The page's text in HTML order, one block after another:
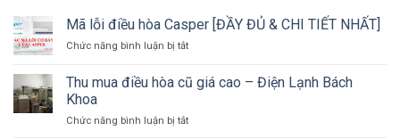
Mã lỗi điều hòa Casper [ĐẦY ĐỦ & CHI TIẾT NHẤT]
Chức năng bình luận bị tắtở
lỗi
điều
Casper
Thu mua điều hòa cũ giá cao – Điện Lạnh Bách
Khoa
Chức năng bình luận bị tắtở